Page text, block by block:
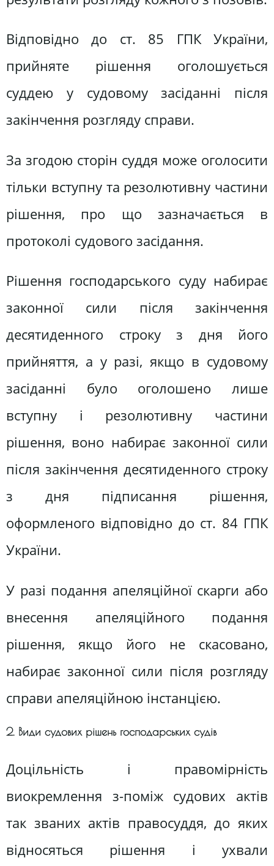
Відповідно до ст. 85 ГПК України,
прийняте рішення оголошується
суддею у судовому засіданні після
закінчення розгляду справи.
За згодою сторін суддя може оголосити
тільки вступну та резолютивну частини
рішення, про що зазначається в
протоколі судового засідання.
Рішення господарського суду набирає
законної сили після закінчення
десятиденного строку з дня його
прийняття, а у разі, якщо в судовому
засіданні було оголошено лише
вступну і резолютивну частини
рішення, воно набирає законної сили
після закінчення десятиденного строку
з дня підписання рішення,
оформленого відповідно до ст. 84 ГПК
України.
У разі подання апеляційної скарги або
внесення апеляційного подання
рішення, якщо його не скасовано,
набирає законної сили після розгляду
справи апеляційною інстанцією.
2. Види судових рішень господарських судів
Доцільність і правомірність
виокремлення з-поміж судових актів
так званих актів правосуддя, до яких
відносяться рішення і ухвали